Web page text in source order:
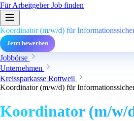
Für ArbeitgeberJob finden
Koordinator (m/w/d) für
Jetzt bewerben
Jobbörse
Unternehmen
Kreissparkasse Rottweil
Koordinator (m/w/d) für
Koordinator (m/w/